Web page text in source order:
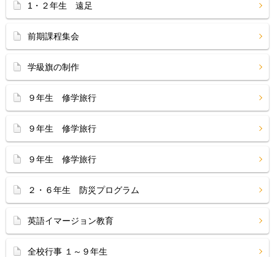
1・２年生 遠足
前期課程集会
学級旗の制作
９年生 修学旅行
９年生 修学旅行
９年生 修学旅行
２・６年生 防災プログラム
英語イマージョン教育
全校行事 １～９年生